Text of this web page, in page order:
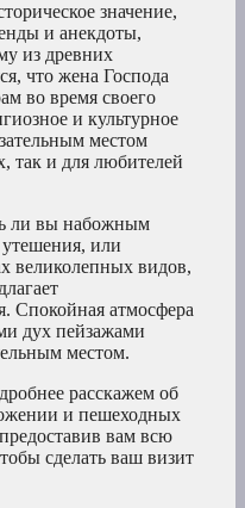
значение,
и анекдоты,
из древних
что жена Господа
во время своего
и культурное
местом
так и для любителей
ли вы набожным
или
великолепных видов,
Спокойная атмосфера
дух пейзажами
местом.
расскажем об
и пешеходных
вам всю
сделать ваш визит